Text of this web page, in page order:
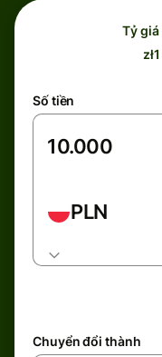
Tỷ
Số tiền
PLN
Chuyển đổi thành